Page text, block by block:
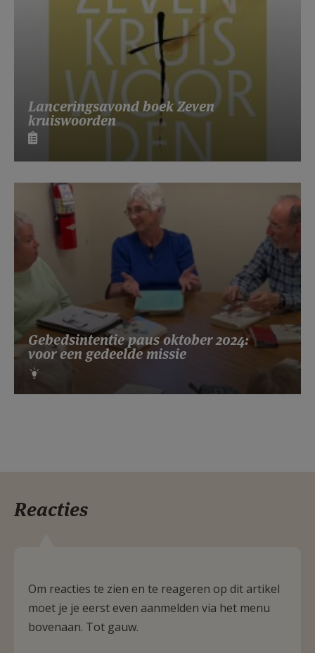
Lanceringsavond boek Zeven
kruiswoorden
Gebedsintentie paus oktober 2024:
voor een gedeelde missie
Reacties
Om reacties te zien en te reageren op dit artikel
moet je je eerst even aanmelden via het menu
bovenaan. Tot gauw.